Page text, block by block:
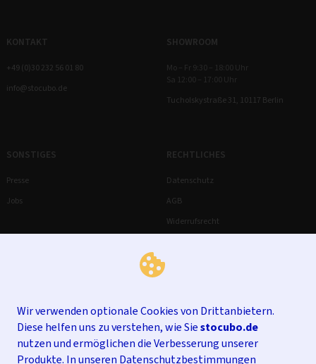
Wir verwenden optionale Cookies von Drittanbietern.
Diese helfen uns zu verstehen, wie Siestocubo.de
nutzen und ermöglichen die Verbesserung unserer
Produkte. In unseren Datenschutzbestimmungen
KONTAKT
+49 (0)30 232 56 01 80
info@stocubo.de
SHOWROOM
Mo – Fr 9:30 – 18:00 Uhr
Sa 12:00 – 17:00 Uhr
Tucholskystraße 31, 10117 Berlin
SONSTIGES
Presse
Jobs
RECHTLICHES
Datenschutz
AGB
Widerrufsrecht